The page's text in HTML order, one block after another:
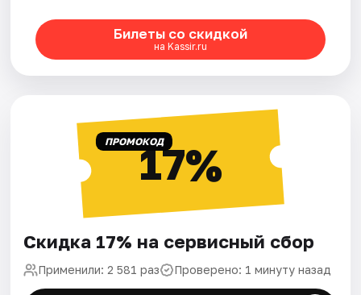
Билеты со скидкой
на Kassir.ru
ПРОМОКОД17%
Скидка 17% на сервисный сбор
Применили: 2 581 раз Проверено: 1 минуту назад